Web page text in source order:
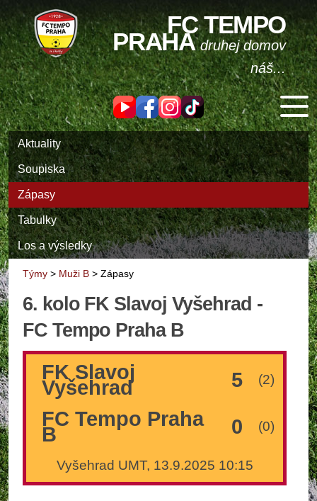
FC TEMPO
PRAHAdruhej domov
náš...
Aktuality
Soupiska
Zápasy
Tabulky
Los a výsledky
Týmy > Muži B > Zápasy
6. kolo FK Slavoj Vyšehrad -
FC Tempo Praha B
FK Slavoj
Vyšehrad 5 (2)
FC Tempo Praha
B 0 (0)
Vyšehrad UMT, 13.9.2025 10:15